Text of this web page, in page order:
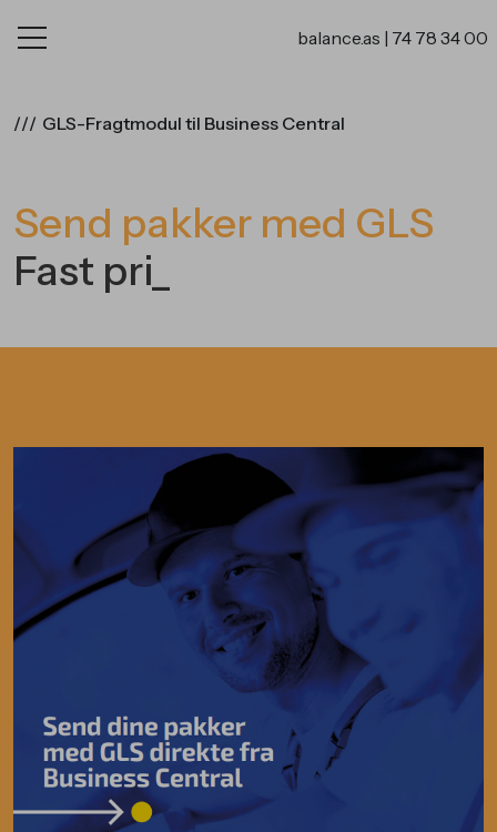
balance.as | 74 78 34 00
/// GLS-Fragtmodul til Business Central
Send pakker med GLS
Fast pris